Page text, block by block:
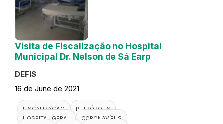
Visita de Fiscalização no Hospital
Municipal Dr. Nelson de Sá Earp
DEFIS
16 de June de 2021
FISCALIZAÇÃO
PETRÓPOLIS
HOSPITAL GERAL
CORONAVÍRUS